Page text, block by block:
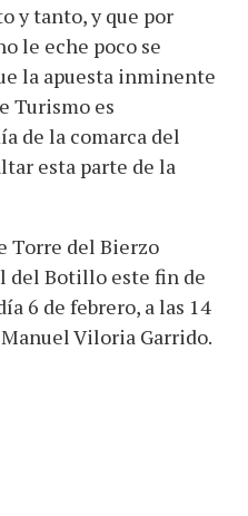
y tanto, y que por
le eche poco se
la apuesta inminente
Turismo es
de la comarca del
esta parte de la
Torre del Bierzo
del Botillo este fin de
6 de febrero, a las 14
Viloria Garrido.